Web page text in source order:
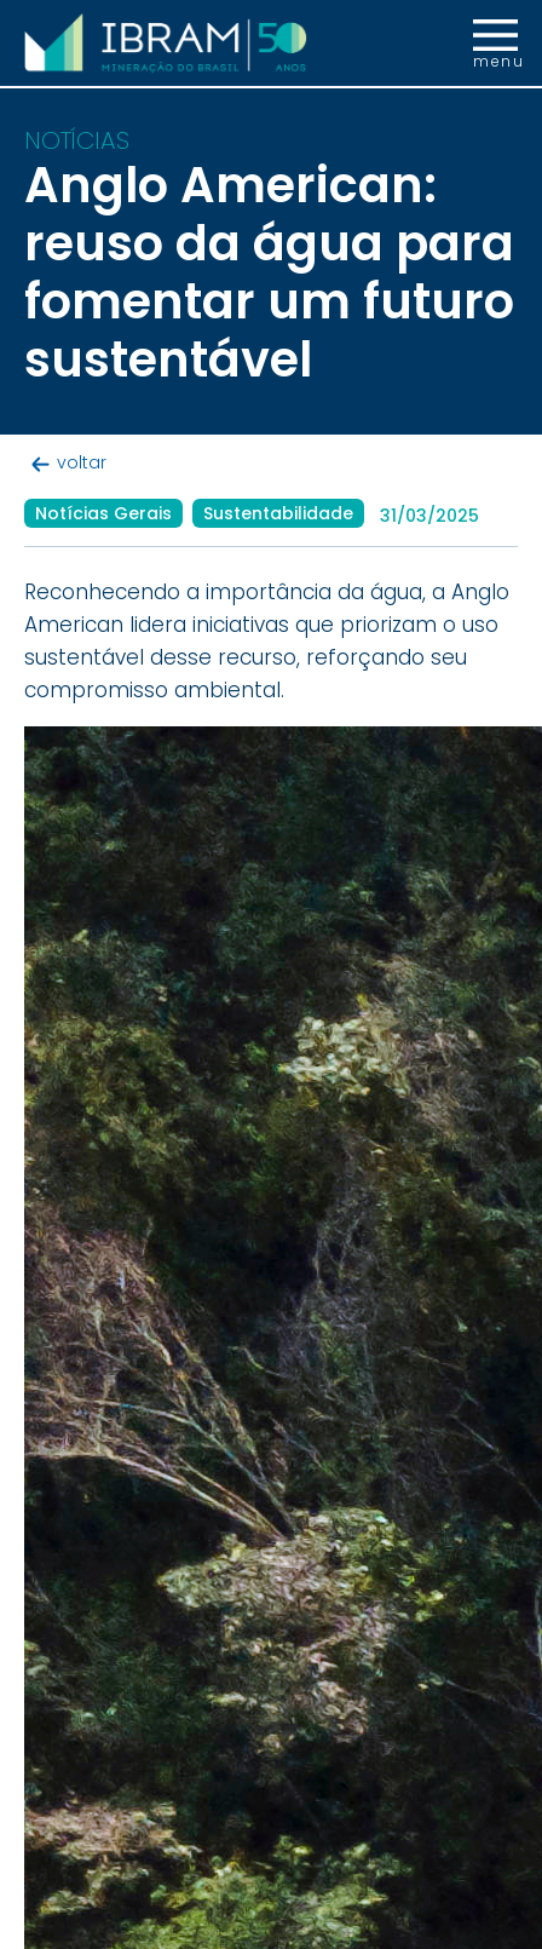
menu
NOTÍCIAS
Anglo American:
reuso da água para
fomentar um futuro
sustentável
voltar
Notícias Gerais Sustentabilidade 31/03/2025
Reconhecendo a importância da água, a Anglo
American lidera iniciativas que priorizam o uso
sustentável desse recurso, reforçando seu
compromisso ambiental.